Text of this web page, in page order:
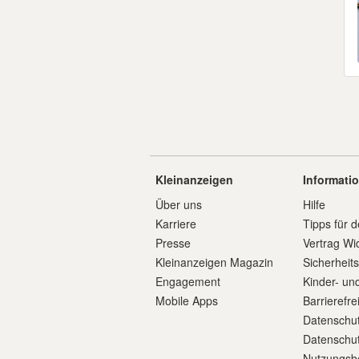
Kleinanzeigen
Über uns
Karriere
Presse
Kleinanzeigen Magazin
Engagement
Mobile Apps
Hilfe
Tipps für
Vertrag
Kinder-